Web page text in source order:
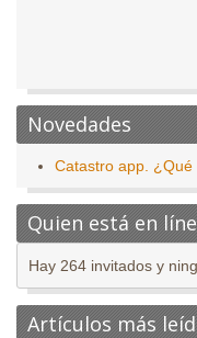
Novedades
Catastro app.
Quien está en
Hay 264 invitados y
Artículos más